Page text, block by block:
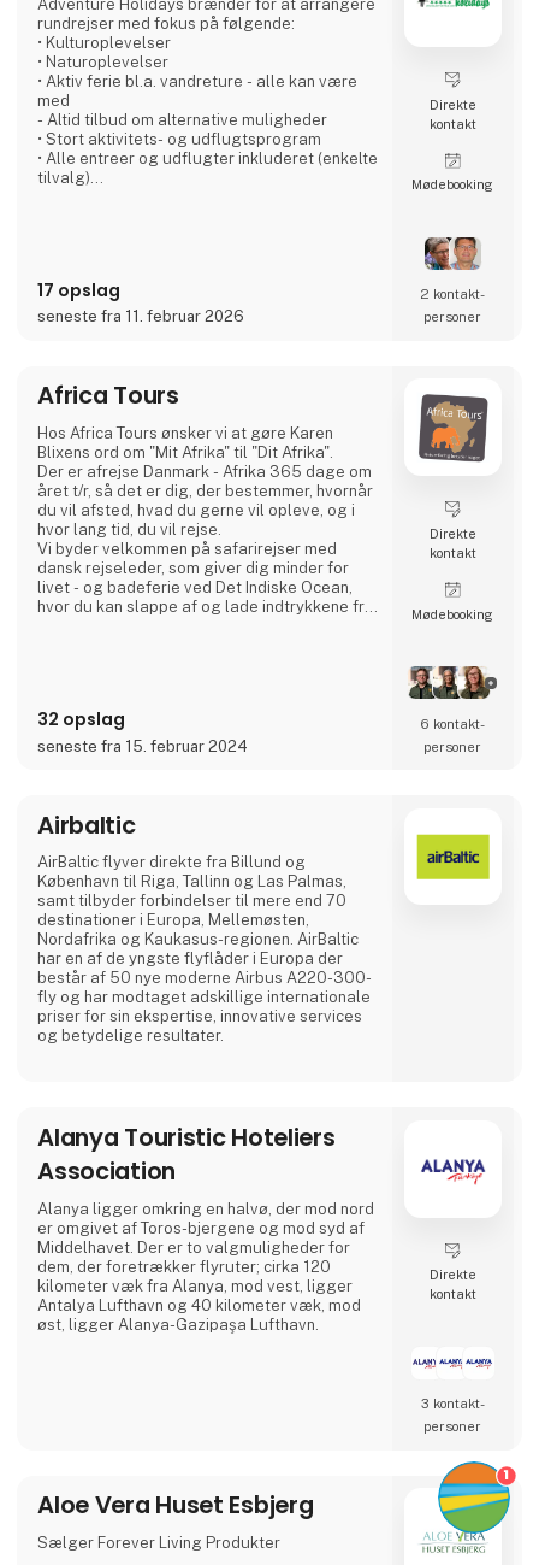
Til Ferie For Alle, kan du igen i år, gå på
opdagelse i en mass
Adventure Holidays brænder for at arrangere
rundrejser med fokus på følgende:
• Kulturoplevelser
• Naturoplevelser
• Aktiv ferie bl.a. vandreture - alle kan være
med
- Altid tilbud om alternative ­muligheder
• Stort aktivitets- og udflugtsprogram
• Alle entreer og udflugter inkluderet (enkelte
tilvalg)
sted - ”sjælen” skal være med
• Gode busser - lokale chauffører som vi
17 opslag
seneste fra 11. februar 2026
Direkte
kontakt
Møde­booking
2 kontakt­
personer
Africa Tours
Hos Africa Tours ønsker vi at gøre Karen
Blixens ord om "Mit Afrika" til "Dit Afrika".
Der er afrejse Danmark - Afrika 365 dage om
året t/r, så det er dig, der bestemmer, hvornår
du vil afsted, hvad du gerne vil opleve, og i
hvor lang tid, du vil rejse.
Vi byder velkommen på safarirejser med
dansk rejseleder, som giver dig minder for
livet - og badeferie ved Det Indiske Ocean,
hvor du kan slappe af og lade indtrykkene fra
På vores hje
32 opslag
seneste fra 15. februar 2024
Direkte
kontakt
Møde­booking
6 kontakt­
personer
Airbaltic
AirBaltic flyver direkte fra Billund og
København til Riga, Tallinn og Las Palmas,
samt tilbyder forbindelser til mere end 70
destinationer i Europa, Mellemøsten,
Nordafrika og Kaukasus-regionen. AirBaltic
har en af de yngste flyflåder i Europa der
består af 50 nye moderne Airbus A220-300-
fly og har modtaget adskillige internationale
priser for sin ekspertise, innovative services
og betydelige resultater.
Alanya Touristic Hoteliers
Association
Alanya ligger omkring en halvø, der mod nord
er omgivet af Toros-bjergene og mod syd af
Middelhavet. Der er to valgmuligheder for
dem, der foretrækker flyruter; cirka 120
kilometer væk fra Alanya, mod vest, ligger
Antalya Lufthavn og 40 kilometer væk, mod
øst, ligger Alanya-Gazipaşa Lufthavn.
Direkte
kontakt
3 kontakt­
personer
Aloe Vera Huset Esbjerg
Sælger Forever Living Produkter
1